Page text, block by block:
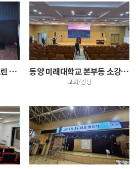
고메스퀘어 실외LED스크린 설치 동양 미래대학교 본부동 소강의실 LED스크린 설치
교회/강당